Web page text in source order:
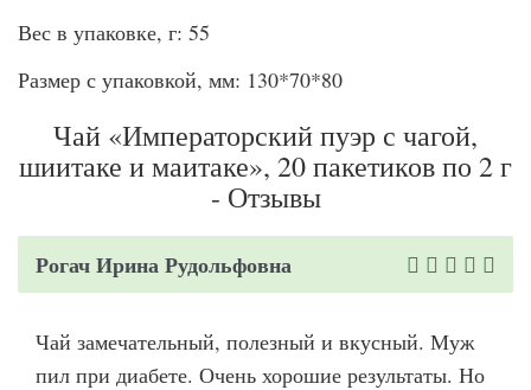
Вес в упаковке, г: 55
Размер с упаковкой, мм: 130*70*80
Чай «Императорский пуэр с чагой,
шиитаке и маитаке», 20 пакетиков по 2 г
- Отзывы
Рогач Ирина Рудольфовна
Чай замечательный, полезный и вкусный. Муж
пил при диабете. Очень хорошие результаты. Но